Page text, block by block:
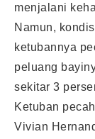
menjalani
Namun,
ketubannya
peluang
sekitar 3
Ketuban
Vivian